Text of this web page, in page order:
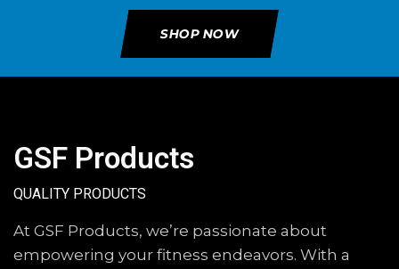
SHOP NOW
GSF Products
QUALITY PRODUCTS
At GSF Products, we’re passionate about
empowering your fitness endeavors. With a